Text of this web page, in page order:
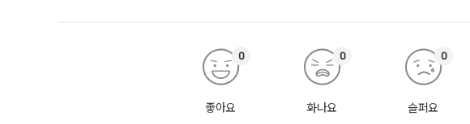
좋아요
0
화나요
0
슬퍼요
0